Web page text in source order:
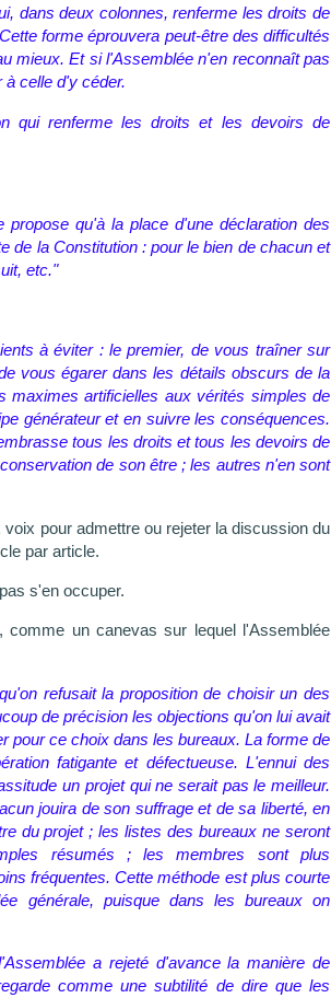
dans deux colonnes, renferme les droits de
forme éprouvera peut-être des difficultés
mieux. Et si l'Assemblée n'en reconnaît pas
à celle d'y céder.
qui renferme les droits et les devoirs de
qu'à la place d'une déclaration des
de la Constitution : pour le bien de chacun et
etc."
à éviter : le premier, de vous traîner sur
vous égarer dans les détails obscurs de la
maximes artificielles aux vérités simples de
générateur et en suivre les conséquences.
tous les droits et tous les devoirs de
de son être ; les autres n'en sont
pour admettre ou rejeter la discussion du
par article.
s'en occuper.
comme un canevas sur lequel l'Assemblée
refusait la proposition de choisir un des
de précision les objections qu'on lui avait
pour ce choix dans les bureaux. La forme de
fatigante et défectueuse. L'ennui des
un projet qui ne serait pas le meilleur.
jouira de son suffrage et de sa liberté, en
du projet ; les listes des bureaux ne seront
résumés ; les membres sont plus
fréquentes. Cette méthode est plus courte
générale, puisque dans les bureaux on
a rejeté d'avance la manière de
comme une subtilité de dire que les